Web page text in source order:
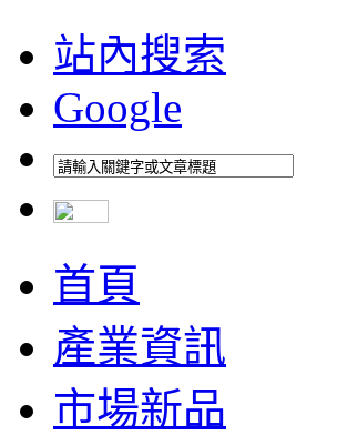
站內搜索
Google
首頁
產業資訊
市場新品